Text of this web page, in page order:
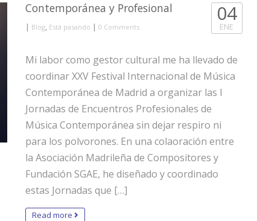
Contemporánea y Profesional
| Blog, Está pasando | 0 Comments
04
ENE
Mi labor como gestor cultural me ha llevado de
coordinar XXV Festival Internacional de Música
Contemporánea de Madrid a organizar las I
Jornadas de Encuentros Profesionales de
Música Contemporánea sin dejar respiro ni
para los polvorones. En una colaoración entre
la Asociación Madrileña de Compositores y
Fundación SGAE, he diseñado y coordinado
estas Jornadas que […]
Read more